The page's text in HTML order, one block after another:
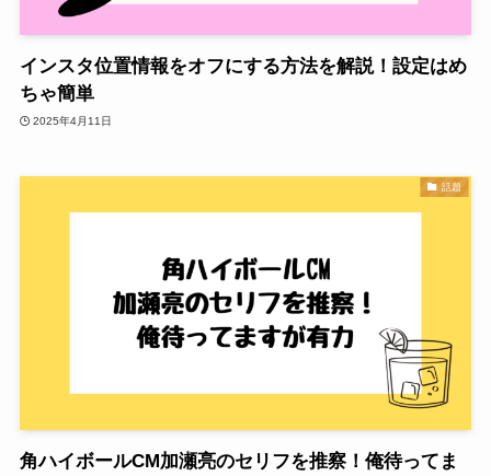
インスタ位置情報をオフにする方法を解説！設定はめ
ちゃ簡単
2025年4月11日
話題
角ハイボールCM加瀬亮のセリフを推察！俺待ってま